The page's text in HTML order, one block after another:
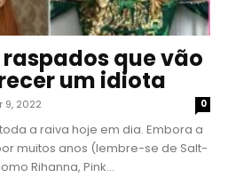
que vão
um idiota
9, 2022 0
a raiva hoje em dia. Embora a
muitos anos (lembre-se de Salt-
Rihanna, Pink...